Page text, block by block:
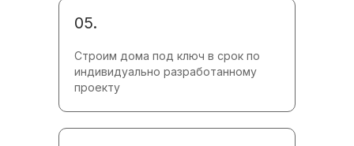
05.
Строим дома под ключ в срок по
индивидуально разработанному
проекту